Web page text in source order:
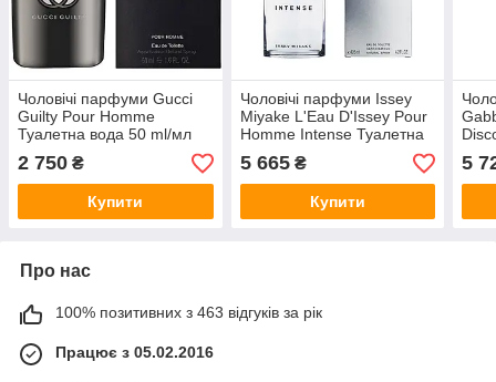
Чоловічі парфуми Gucci
Guilty Pour Homme
Туалетна вода 50 ml/мл
2 750 ₴
Купити
Чоловічі парфуми Issey
Miyake L'Eau D'Issey Pour
Homme Intense Туалетна
вода 125 ml/мл
5 665₴
Купити
5
Про нас
100% позитивних з 463 відгуків за рік
Працює з 05.02.2016